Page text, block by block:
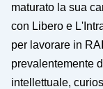
maturato la sua
con Libero e
per lavorare in
prevalentemente
intellettuale,